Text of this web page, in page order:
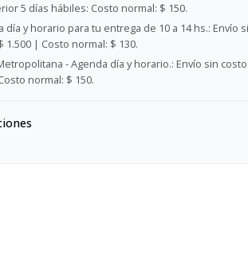
5 días hábiles: Costo normal: $ 150.
día y horario para tu entrega de 10 a 14 hs.: Envío
1.500 | Costo normal: $ 130.
- Agenda día y horario.: Envío sin
normal: $ 150.